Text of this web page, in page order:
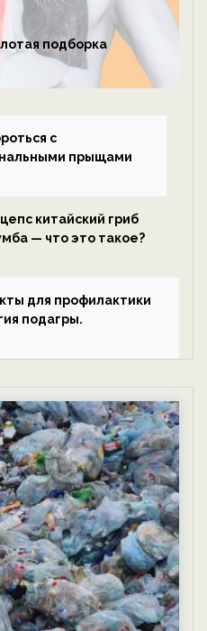
подборка
с
прыщами
китайский гриб
— что это такое?
для профилактики
подагры.